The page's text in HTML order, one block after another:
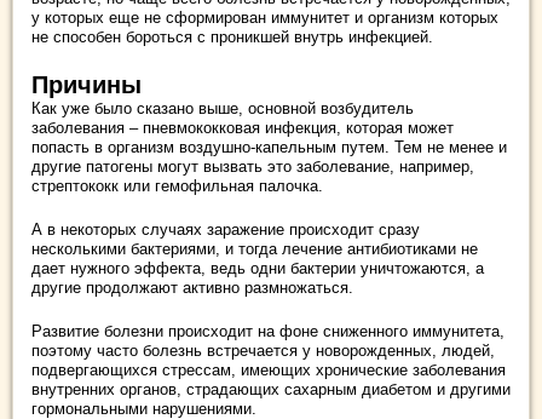
у которых еще не сформирован иммунитет и организм которых
не способен бороться с проникшей внутрь инфекцией.
Причины
Как уже было сказано выше, основной возбудитель
заболевания – пневмококковая инфекция, которая может
попасть в организм воздушно-капельным путем. Тем не менее и
другие патогены могут вызвать это заболевание, например,
стрептококк или гемофильная палочка.
А в некоторых случаях заражение происходит сразу
несколькими бактериями, и тогда лечение антибиотиками не
дает нужного эффекта, ведь одни бактерии уничтожаются, а
другие продолжают активно размножаться.
Развитие болезни происходит на фоне сниженного иммунитета,
поэтому часто болезнь встречается у новорожденных, людей,
подвергающихся стрессам, имеющих хронические заболевания
внутренних органов, страдающих сахарным диабетом и другими
гормональными нарушениями.